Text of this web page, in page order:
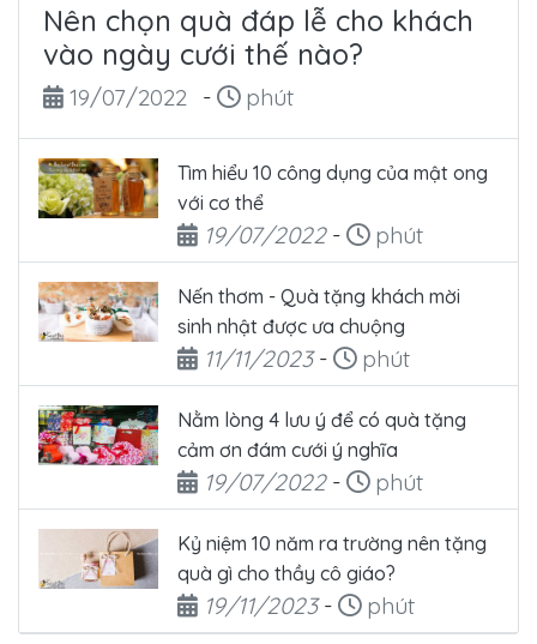
Nên chọn quà đáp lễ cho khách
vào ngày cưới thế nào?
Ngày đăng
19/07/2022 - Thời gian đọc
phút
Tìm hiểu 10 công dụng của mật ong
với cơ thể
Ngày đăng
19/07/2022- Thời gian đọc
phút
Nến thơm - Quà tặng khách mời
sinh nhật được ưa chuộng
Ngày đăng
11/11/2023- Thời gian đọc
phút
Nằm lòng 4 lưu ý để có quà tặng
cảm ơn đám cưới ý nghĩa
Ngày đăng
19/07/2022- Thời gian đọc
phút
Kỷ niệm 10 năm ra trường nên tặng
quà gì cho thầy cô giáo?
Ngày đăng
19/11/2023- Thời gian đọc
phút